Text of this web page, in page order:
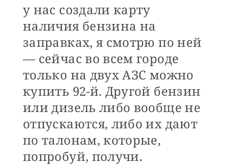
у нас создали карту
наличия бензина на
заправках, я смотрю по ней
— сейчас во всем городе
только на двух АЗС можно
купить 92-й. Другой бензин
или дизель либо вообще не
отпускаются, либо их дают
по талонам, которые,
попробуй, получи.